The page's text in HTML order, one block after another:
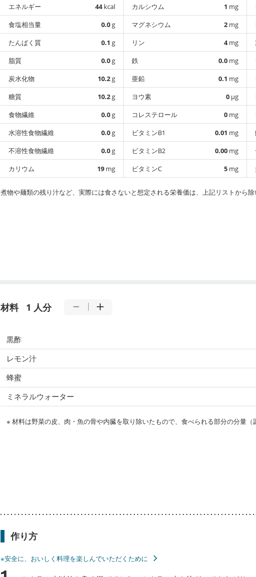
エネルギー 44kcal
食塩相当量
0.0g
たんぱく質
0.1 g
脂質
0.0g
炭水化物
10.2g
糖質
10.2g
食物繊維
0.0g
水溶性食物繊維
0.0g
不溶性食物繊維
0.0g
カリウム
19 mg
カルシウム 1 mg
マグネシウム
2 mg
リン
4mg
鉄
0.0 mg
亜鉛
0.1 mg
ヨウ素
0 µg
コレステロール
0 mg
ビタミンB1
0.01 mg
ビタミンB2
0.00 mg
ビタミンC
5 mg
煮物や麺類の残り汁など、実際には食さないと想定される栄養価は、上記リストから除
材料 1 人分
黒酢
レモン汁
蜂蜜
ミネラルウォーター
※ 材料は野菜の皮、肉・魚の骨や内臓を取り除いたもので、食べられる部分の分量（
作り方
※安全に、おいしく料理を楽しんでいただくために